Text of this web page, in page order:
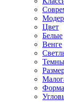
Цвет
Белые
Венге
Форма